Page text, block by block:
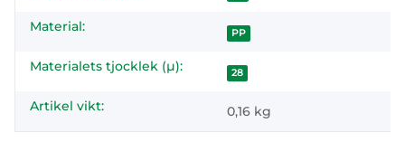
Material: PP
Materialets tjocklek (µ): 28
Artikel vikt: 0,16 kg